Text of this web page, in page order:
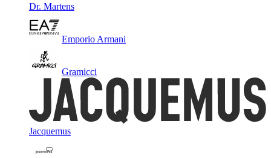
Dr. Martens
Emporio Armani
Gramicci
Jacquemus